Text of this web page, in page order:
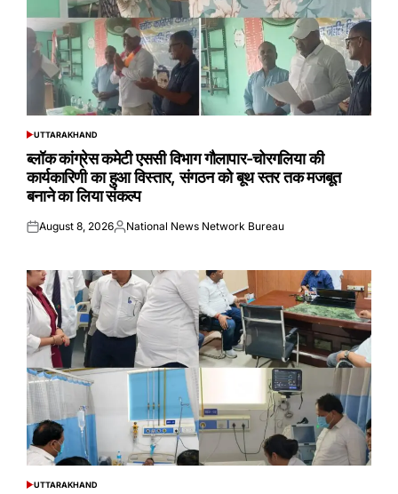
POSTED
UTTARAKHAND
ब्लॉक कांग्रेस कमेटी एससी विभाग गौलापार-चोरगलिया की
कार्यकारिणी का हुआ विस्तार, संगठन को बूथ स्तर तक मजबूत
बनाने का लिया संकल्प
Posted
August 8, 2026Posted
National News Network Bureau
POSTED
UTTARAKHAND